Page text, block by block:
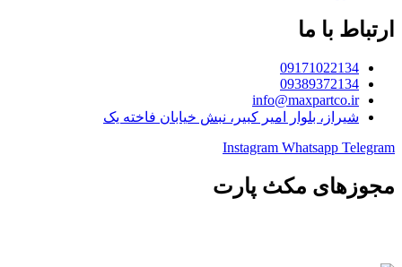
ارتباط با ما
09171022134
09389372134
info@maxpartco.ir
شیراز، بلوار امیر کبیر، نبش خیابان فاخته یک
Instagram Whatsapp Telegram
مجوزهای مکث پارت